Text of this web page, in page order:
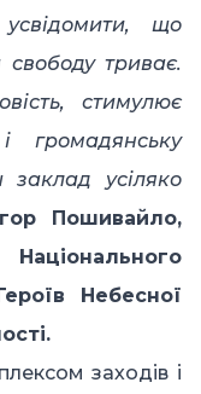
що
свободу триває.
стимулює
і громадянську
усіляко
Пошивайло,
Небесної
заходів і